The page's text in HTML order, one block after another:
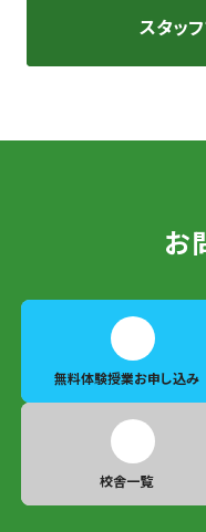
スタッ
お
無料体験授業お申し込み
校舎一覧